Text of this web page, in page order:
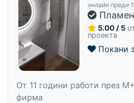
онлайн преди
Пламен
5.00 / 5
проекта
Покани
От 11 години работи през
фирма